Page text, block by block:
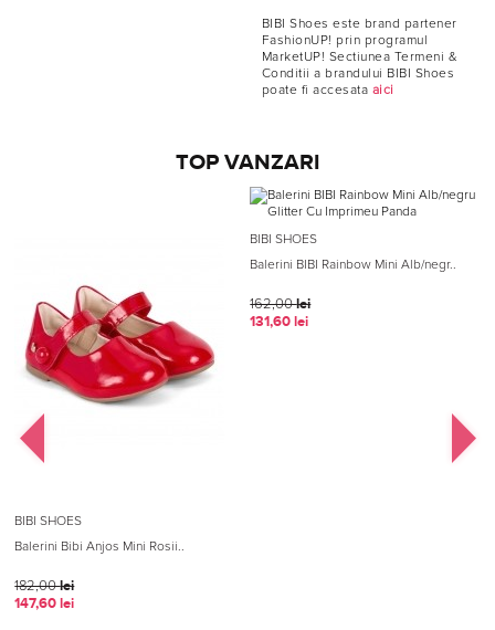
BIBI Shoes este brand partener
FashionUP! prin programul
MarketUP! Sectiunea Termeni &
Conditii a brandului BIBI Shoes
poate fi accesata aici
TOP VANZARI
BIBI SHOES
Balerini Bibi Anjos Mini Rosii..
182,00lei
147,60lei
BIBI SHOES
Balerini BIBI Rainbow Mini Alb/negr..
162,00lei
131,60lei